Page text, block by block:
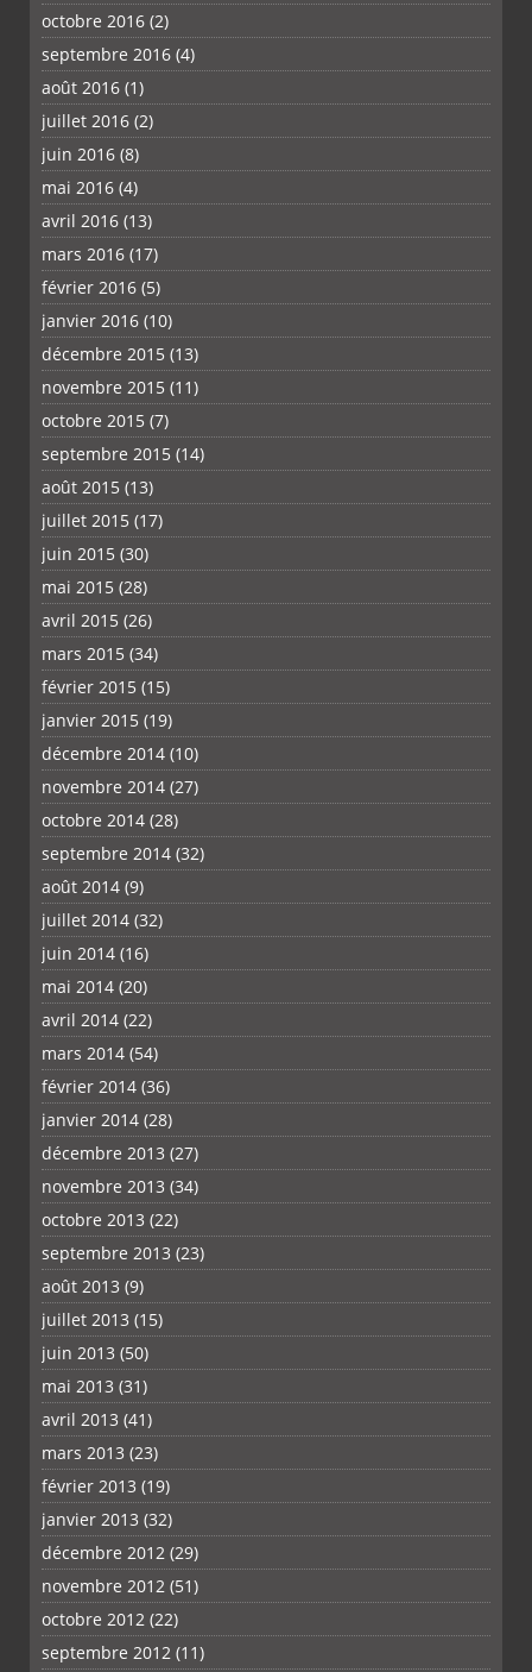
octobre 2016 (2)
septembre 2016 (4)
août 2016 (1)
juillet 2016 (2)
juin 2016 (8)
mai 2016 (4)
avril 2016 (13)
mars 2016 (17)
février 2016 (5)
janvier 2016 (10)
décembre 2015 (13)
novembre 2015 (11)
octobre 2015 (7)
septembre 2015 (14)
août 2015 (13)
juillet 2015 (17)
juin 2015 (30)
mai 2015 (28)
avril 2015 (26)
mars 2015 (34)
février 2015 (15)
janvier 2015 (19)
décembre 2014 (10)
novembre 2014 (27)
octobre 2014 (28)
septembre 2014 (32)
août 2014 (9)
juillet 2014 (32)
juin 2014 (16)
mai 2014 (20)
avril 2014 (22)
mars 2014 (54)
février 2014 (36)
janvier 2014 (28)
décembre 2013 (27)
novembre 2013 (34)
octobre 2013 (22)
septembre 2013 (23)
août 2013 (9)
juillet 2013 (15)
juin 2013 (50)
mai 2013 (31)
avril 2013 (41)
mars 2013 (23)
février 2013 (19)
janvier 2013 (32)
décembre 2012 (29)
novembre 2012 (51)
octobre 2012 (22)
septembre 2012 (11)